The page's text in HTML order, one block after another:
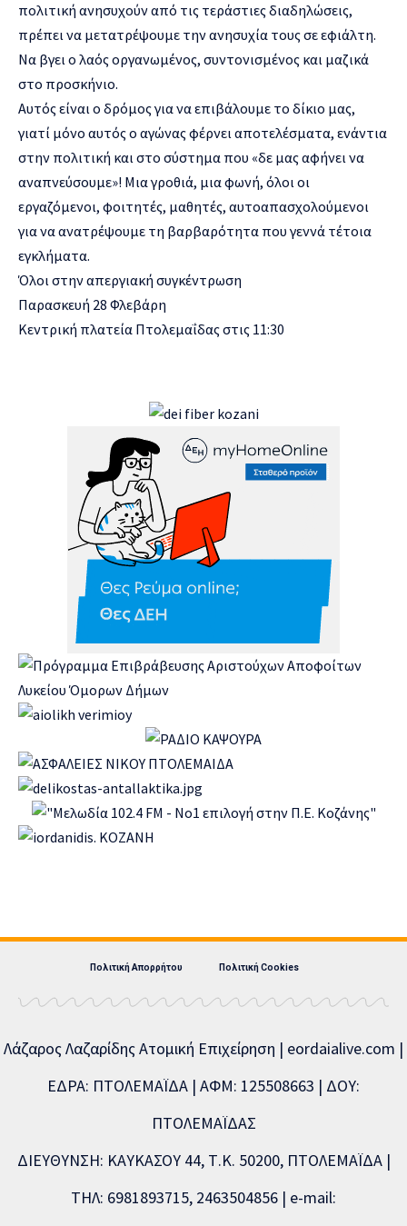
πολιτική ανησυχούν από τις τεράστιες διαδηλώσεις,
πρέπει να μετατρέψουμε την ανησυχία τους σε εφιάλτη.
Να βγει ο λαός οργανωμένος, συντονισμένος και μαζικά
στο προσκήνιο.
Αυτός είναι ο δρόμος για να επιβάλουμε το δίκιο μας,
γιατί μόνο αυτός ο αγώνας φέρνει αποτελέσματα, ενάντια
στην πολιτική και στο σύστημα που «δε μας αφήνει να
αναπνεύσουμε»! Μια γροθιά, μια φωνή, όλοι οι
εργαζόμενοι, φοιτητές, μαθητές, αυτοαπασχολούμενοι
για να ανατρέψουμε τη βαρβαρότητα που γεννά τέτοια
εγκλήματα.
Όλοι στην απεργιακή συγκέντρωση
Παρασκευή 28 Φλεβάρη
Κεντρική πλατεία Πτολεμαΐδας στις 11:30
Πολιτική Απορρήτου Πολιτική Cookies
Λάζαρος Λαζαρίδης Ατομική Επιχείρηση | eordaialive.com |
ΕΔΡΑ: ΠΤΟΛΕΜΑΪΔΑ | ΑΦΜ: 125508663 | ΔΟΥ:
ΠΤΟΛΕΜΑΪΔΑΣ
ΔΙΕΥΘΥΝΣΗ: ΚΑΥΚΑΣΟΥ 44, Τ.Κ. 50200, ΠΤΟΛΕΜΑΪΔΑ |
ΤΗΛ: 6981893715, 2463504856 | e-mail: